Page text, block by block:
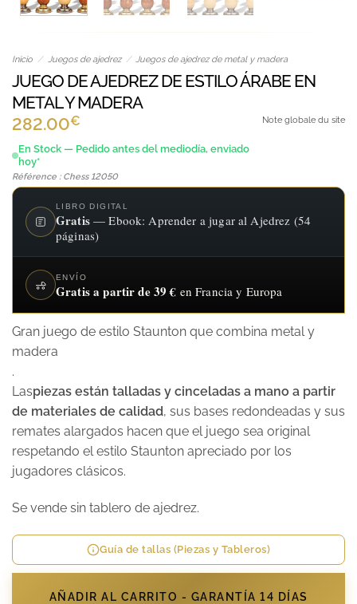
Inicio / Juegos de ajedrez / Juegos de ajedrez de metal y madera
JUEGO DE AJEDREZ DE ESTILO ÁRABE EN
METAL Y MADERA
282.00€
En Stock — Pedido antes del mediodía, enviado
hoy*
Référence : Chess 12050
Note globale du site
LIBRO DIGITAL
Gratis— Ebook: Aprender a jugar al Ajedrez (54
páginas)
ENVÍO
Gratis a partir de 39 € en Francia y Europa
Gran juego de estilo Staunton que combina metal y
madera
.
Laspiezas están talladas y cinceladas a mano a partir
de materiales de calidad, sus bases redondeadas y sus
remates alargados hacen que el juego sea original
respetando el estilo Staunton apreciado por los
jugadores clásicos.
Se vende sin tablero de ajedrez.
Guía de tallas (Piezas y Tableros)
AÑADIR AL CARRITO - GARANTÍA 14 DÍAS